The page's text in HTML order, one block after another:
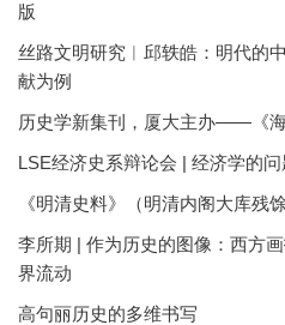
版
丝路文明研究︱邱轶皓：明代的
献为例
历史学新集刊，厦大主办——《
LSE经济史系辩论会 | 经济学的
《明清史料》（明清内阁大库残馀
李所期 | 作为历史的图像：西方
界流动
高句丽历史的多维书写